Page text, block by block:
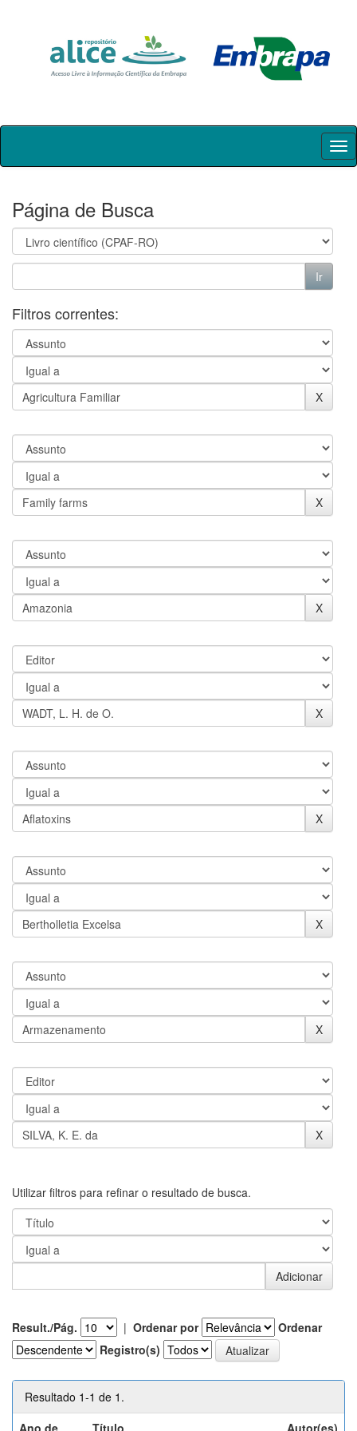
Skip
Página de Busca
Filtros correntes:
Utilizar filtros para refinar o resultado de busca.
Result./Pág. | Ordenar por
Ordenar
Registro(s)
Resultado 1-1 de 1.
Ano de
Título Autor(es)